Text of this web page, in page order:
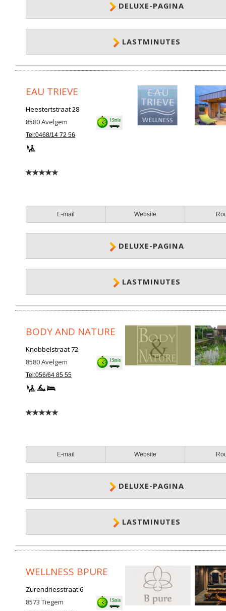
DELUXE-PAGINA
LASTMINUTES
EAU TRIEVE
Heestertstraat 28
8580Avelgem
Tel:0468/14 72 56
E-mail Website
DELUXE-PAGINA
LASTMINUTES
BODY AND NATURE
Knobbelstraat 72
8580Avelgem
Tel:056/64 85 55
E-mail Website
DELUXE-PAGINA
LASTMINUTES
WELLNESS BPURE
Zurendriesstraat 6
8573 Tiegem